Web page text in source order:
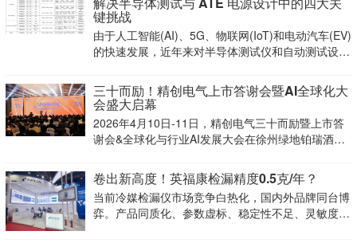
键挑战
由于人工智能(AI)、5G、物联网(IoT)和电动汽车(EV)
的快速发展，近年来对半导体测试仪和自动测试设备
杂，因此需要更强大、更精确的ATE来进行测试。在
设计半导体测试设备的
三十而励！精创电气上市答谢会暨AI全球化大
会盛大启幕
2026年4月10日-11日，精创电气三十而励暨上市答
谢会&全球化与行业AI发展大会在徐州绿地铂瑞酒店
机，汇聚全球合作伙伴、行业领袖、专家学者与金融
界人士，共话全球化发展蓝图，共探AI与产业融合
卷出新高度！英福康检漏精度0.5克/年？
当前冷媒检漏仪市场竞争白热化，国内外品牌同台博
弈。产品同质化、参数虚标、稳定性不足、灵敏度偏